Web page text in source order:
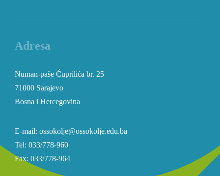
Adresa
Numan-paše Ćuprilića br. 25
71000 Sarajevo
Bosna i Hercegovina
E-mail: ossokolje@ossokolje.edu.ba
Tel: 033/778-960
Fax: 033/778-964